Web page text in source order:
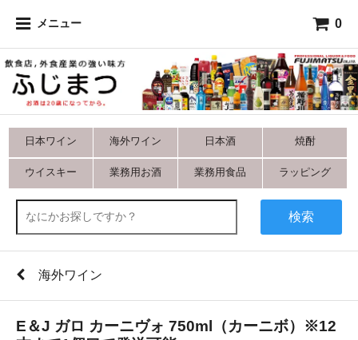
メニュー 0
日本ワイン 海外ワイン 日本酒 焼酎
ウイスキー 業務用お酒 業務用食品 ラッピング
検索
海外ワイン
E＆J ガロ カーニヴォ 750ml（カーニボ）※12